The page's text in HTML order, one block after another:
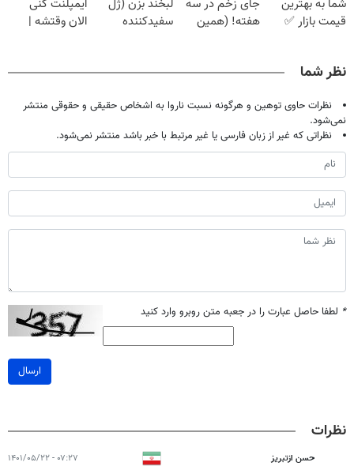
شما به بهترین
قیمت بازار ✅
جای زخم در سه
هفته! (همین
لبخند بزن (ژل
سفیدکننده
ایمپلنت کنی
الان وقتشه |
نظر شما
نظرات حاوی توهین و هرگونه نسبت ناروا به اشخاص حقیقی و حقوقی منتشر
نمی‌شود.
نظراتی که غیر از زبان فارسی یا غیر مرتبط با خبر باشد منتشر نمی‌شود.
* لطفا حاصل عبارت را در جعبه متن روبرو وارد کنید
ارسال
نظرات
حسن ازتبریز ۰۷:۲۷ - ۱۴۰۱/۰۵/۲۲